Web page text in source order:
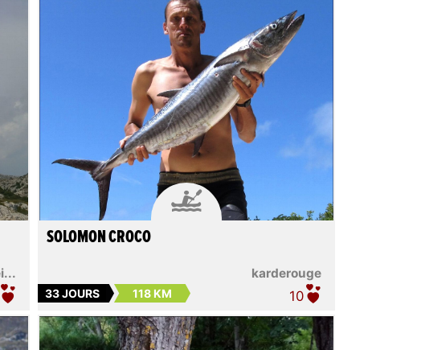

karderouge
SOLOMON CROCO
33 JOURS 118 KM 10